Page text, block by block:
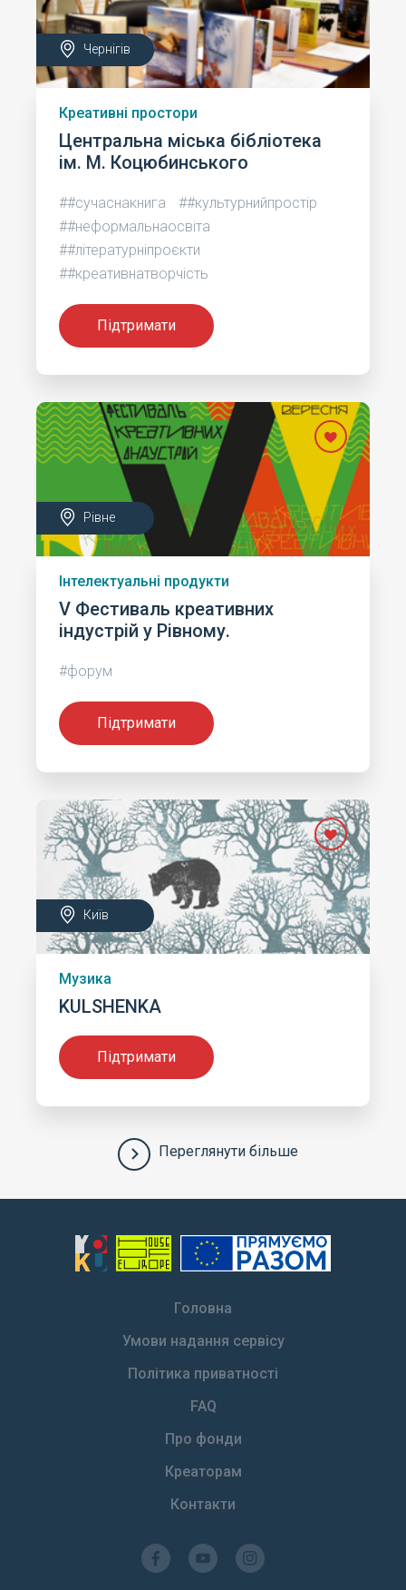
Чернігів
Креативні простори
Центральна міська бібліотека
ім. М. Коцюбинського
##сучаснакнига
##культурнийпростір
##неформальнаосвіта
##літературніпроєкти
##креативнатворчість
Підтримати
Рівне
Інтелектуальні продукти
V Фестиваль креативних
індустрій у Рівному.
#форум
Підтримати
Київ
Музика
KULSHENKA
Підтримати
Переглянути більше
Головна
Умови надання сервісу
Політика приватності
FAQ
Про фонди
Креаторам
Контакти